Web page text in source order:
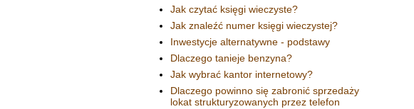
Jak czytać księgi wieczyste?
Jak znaleźć numer księgi wieczystej?
Inwestycje alternatywne - podstawy
Dlaczego tanieje benzyna?
Jak wybrać kantor internetowy?
Dlaczego powinno się zabronić sprzedaży
lokat strukturyzowanych przez telefon